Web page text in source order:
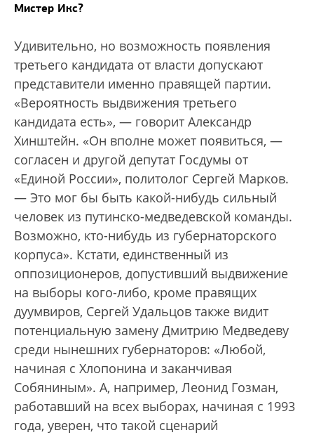
Мистер Икс?
Удивительно, но возможность появления
третьего кандидата от власти допускают
представители именно правящей партии.
«Вероятность выдвижения третьего
кандидата есть», — говорит Александр
Хинштейн. «Он вполне может появиться, —
согласен и другой депутат Госдумы от
«Единой России», политолог Сергей Марков.
— Это мог бы быть какой-нибудь сильный
человек из путинско-медведевской команды.
Возможно, кто-нибудь из губернаторского
корпуса». Кстати, единственный из
оппозиционеров, допустивший выдвижение
на выборы кого-либо, кроме правящих
дуумвиров, Сергей Удальцов также видит
потенциальную замену Дмитрию Медведеву
среди нынешних губернаторов: «Любой,
начиная с Хлопонина и заканчивая
Собяниным». А, например, Леонид Гозман,
работавший на всех выборах, начиная с 1993
года, уверен, что такой сценарий